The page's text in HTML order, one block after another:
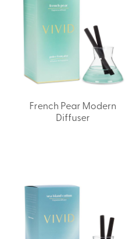
French Pear Modern
Diffuser